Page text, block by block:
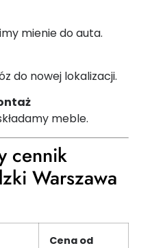
mienie do auta.
do nowej lokalizacji.
meble.
cennik
Warszawa
Cena od